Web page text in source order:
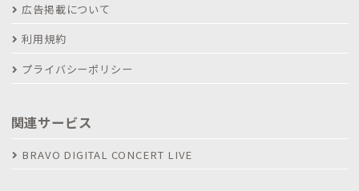
広告掲載について
利用規約
プライバシーポリシー
関連サービス
BRAVO DIGITAL CONCERT LIVE